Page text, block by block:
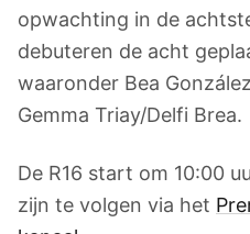
opwachting in de
debuteren de acht
waaronder Bea
Gemma Triay/Delfi Brea.
De R16 start om 10:00
zijn te volgen via het